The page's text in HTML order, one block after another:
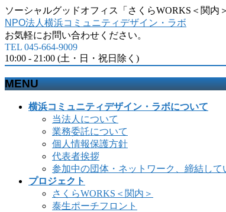
ソーシャルグッドオフィス「さくらWORKS＜関
NPO法人横浜コミュニティデザイン・ラボ
お気軽にお問い合わせください。
TEL 045-664-9009
10:00 - 21:00 (土・日・祝日除く)
MENU
横浜コミュニティデザイン・ラボについて
当法人について
業務委託について
個人情報保護方針
代表者挨拶
参加中の団体・ネットワーク、締結して
プロジェクト
さくらWORKS＜関内＞
泰生ポーチフロント